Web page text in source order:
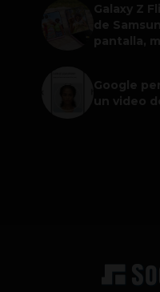
Galaxy Z
de
pantalla,
Google
un video